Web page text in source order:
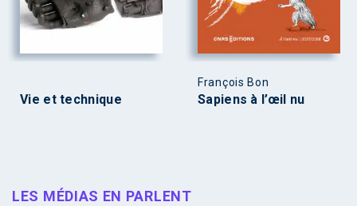
Vie et technique
François Bon
Sapiens à l’œil nu
LES MÉDIAS EN PARLENT